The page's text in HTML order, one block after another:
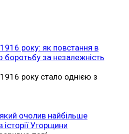
року: як повстання в
боротьбу за незалежність
року стало однією з
очолив найбільше
Угорщини